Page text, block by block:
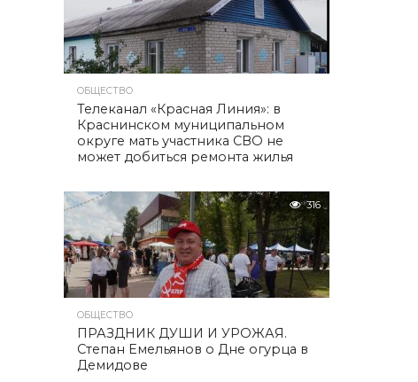
ОБЩЕСТВО
Телеканал «Красная Линия»: в
Краснинском муниципальном
округе мать участника СВО не
может добиться ремонта жилья
316
ОБЩЕСТВО
ПРАЗДНИК ДУШИ И УРОЖАЯ.
Степан Емельянов о Дне огурца в
Демидове